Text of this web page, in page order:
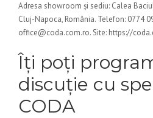
Adresa showroom și sediu: Calea
Cluj-Napoca, România. Telefon: 0774
office@coda.com.ro. Site: https://
Îți poți
discuție cu
CODA